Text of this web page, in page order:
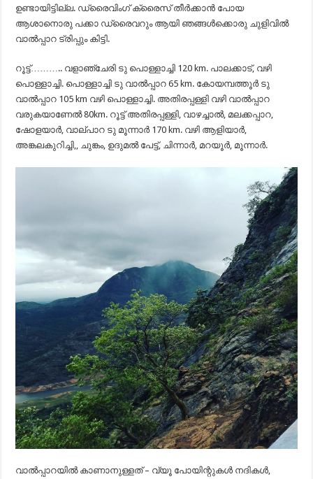
ഉണ്ടായിട്ടില്ല. ഡ്രൈവിംഗ് ക്രൈസ് തീർക്കാൻ പോയ
ആശാനൊരു പക്കാ ഡ്രൈവറും ആയി ഞങ്ങൾക്കൊരു ചുളിവിൽ
വാൽപ്പാറ ട്രിപ്പും കിട്ടി.
റൂട്ട്……….. വളാഞ്ചേരി ടു പൊള്ളാച്ചി 120 km. പാലക്കാട്‌, വഴി
പൊള്ളാച്ചി. പൊള്ളാച്ചി ടു വാൽപ്പാറ 65 km. കോയമ്പത്തൂർ ടു
വാൽപ്പാറ 105 km വഴി പൊള്ളാച്ചി. അതിരപ്പള്ളി വഴി വാൽപ്പാറ
വരുകയാണേൽ 80km. റൂട്ട് അതിരപ്പള്ളി, വാഴച്ചാൽ, മലക്കപ്പാറ,
ഷോളയാർ, വാല്പാറ ടു മൂന്നാർ 170 km. വഴി ആളിയാർ,
അങ്കലകുറിച്ചി,, ചുങ്കം, ഉദുമൽ പേട്ട്, ചിന്നാർ, മറയൂർ, മൂന്നാർ.
വാൽപ്പാറയിൽ കാണാനുള്ളത് – വ്യൂ പോയിന്റുകൾ നദികൾ,